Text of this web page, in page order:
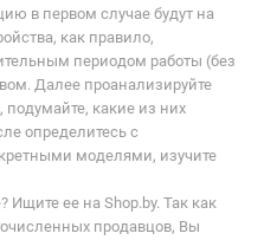
в первом случае будут на
как правило,
периодом работы (без
Далее проанализируйте
подумайте, какие из них
определитесь с
моделями, изучите
Ищите ее на Shop.by. Так как
продавцов, Вы